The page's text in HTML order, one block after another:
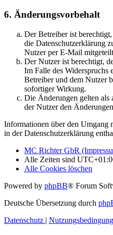
6. Änderungsvorbehalt
Der Betreiber ist
die Datenschutzerklärung
Nutzer per E-Mail
Der Nutzer ist berechtigt,
Im Falle des Widerspruchs
Betreiber und dem Nutzer
sofortiger Wirkung.
Die Änderungen gelten als
der Nutzer den
Informationen über den Umgang
in der Datenschutzerklärung
MC Richter GbR
Alle Zeiten sind
Alle Cookies löschen
Powered by phpBB® Forum
Deutsche Übersetzung durch
Datenschutz |